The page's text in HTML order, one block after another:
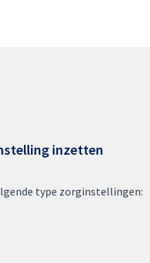
inzetten
type zorginstellingen: